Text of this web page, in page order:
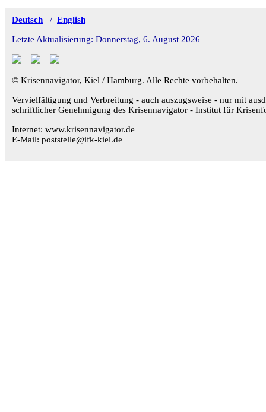
Deutsch / English
Letzte Aktualisierung: Donnerstag, 6. August 2026
© Krisennavigator, Kiel / Hamburg. Alle Rechte vorbehalten.
Vervielfältigung und Verbreitung - auch auszugsweise - nur mit
schriftlicher Genehmigung des Krisennavigator - Institut für
Internet: www.krisennavigator.de
E-Mail: poststelle@ifk-kiel.de